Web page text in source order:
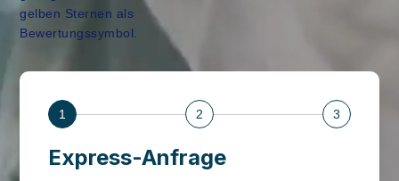
1 2 3
Express-Anfrage